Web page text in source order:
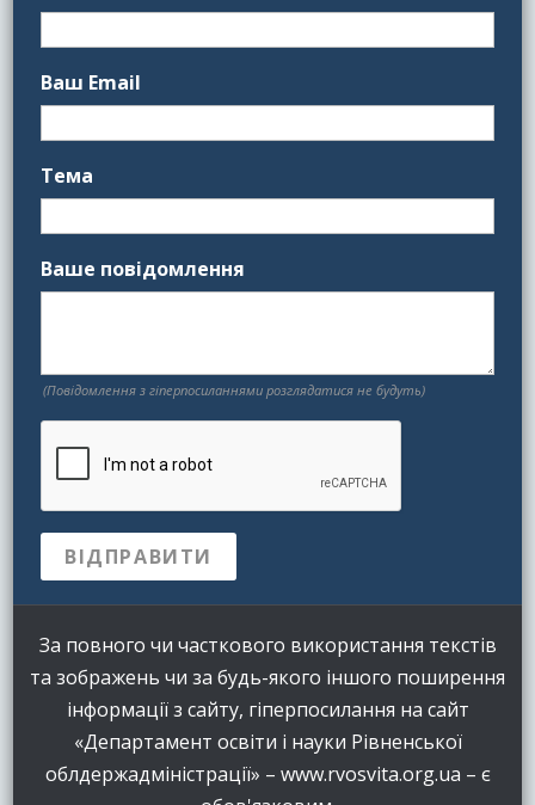
Ваш Email
Тема
Ваше повідомлення
(Повідомлення з гіперпосиланнями розглядатися не будуть)
За повного чи часткового використання текстів
та зображень чи за будь-якого іншого поширення
інформації з сайту, гіперпосилання на сайт
«Департамент освіти і науки Рівненської
облдержадміністрації» – www.rvosvita.org.ua – є